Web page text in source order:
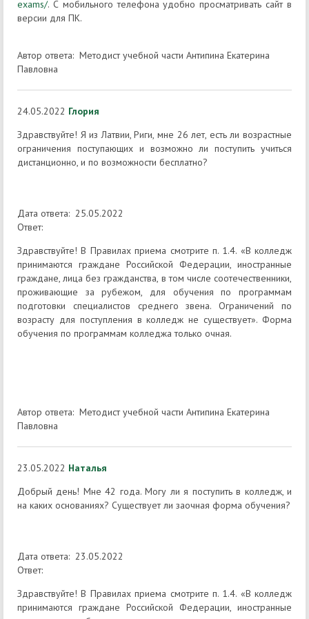
exams/. С мобильного телефона удобно просматривать сайт в
версии для ПК.
Автор ответа: Методист учебной части Антипина Екатерина
Павловна
24.05.2022 Глория
Здравствуйте! Я из Латвии, Риги, мне 26 лет, есть ли возрастные
ограничения поступающих и возможно ли поступить учиться
дистанционно, и по возможности бесплатно?
Дата ответа: 25.05.2022
Ответ:
Здравствуйте! В Правилах приема смотрите п. 1.4. «В колледж
принимаются граждане Российской Федерации, иностранные
граждане, лица без гражданства, в том числе соотечественники,
проживающие за рубежом, для обучения по программам
подготовки специалистов среднего звена. Ограничений по
возрасту для поступления в колледж не существует». Форма
обучения по программам колледжа только очная.
Автор ответа: Методист учебной части Антипина Екатерина
Павловна
23.05.2022 Наталья
Добрый день! Мне 42 года. Могу ли я поступить в колледж, и
на каких основаниях? Существует ли заочная форма обучения?
Дата ответа: 23.05.2022
Ответ:
Здравствуйте! В Правилах приема смотрите п. 1.4. «В колледж
принимаются граждане Российской Федерации, иностранные